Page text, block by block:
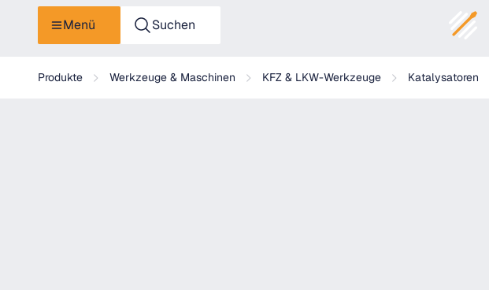
Menü Suchen
Produkte Werkzeuge & Maschinen KFZ & LKW-Werkzeuge Katalysatoren
KS Tools Spezial-Auspuff-Hakenwerkzeug für Profilgummis